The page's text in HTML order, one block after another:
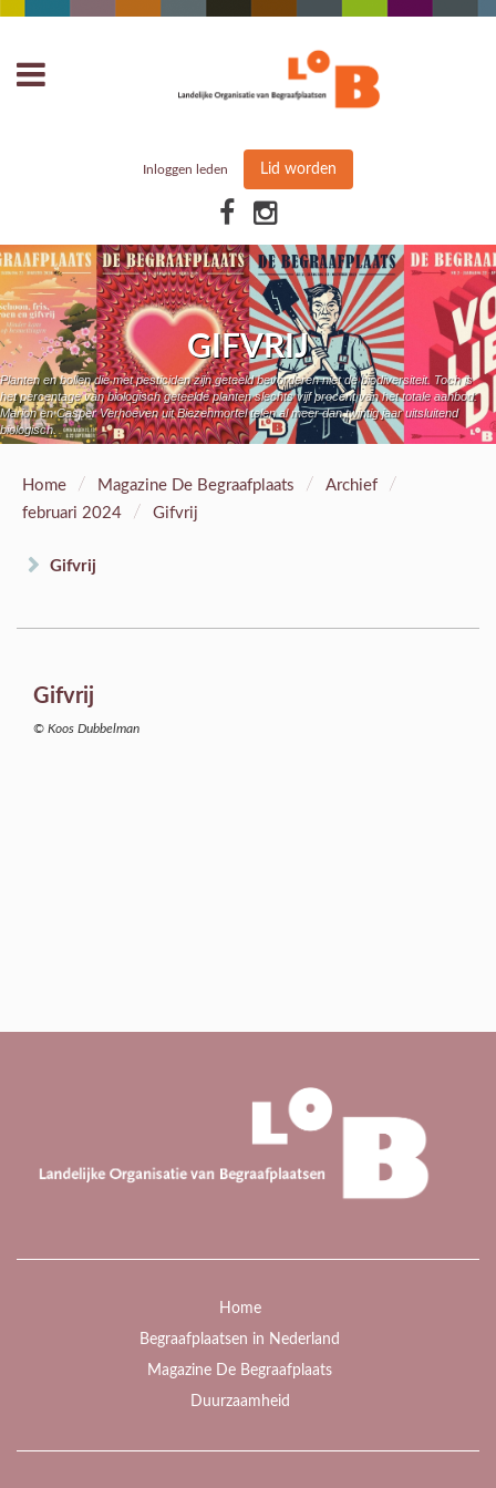
Inloggen leden Lid worden
GIFVRIJ
Planten en bollen die met pesticiden zijn geteeld bevorderen niet de biodiversiteit. Toch is
het percentage van biologisch geteelde planten slechts vijf procent van het totale aanbod.
Marion en Casper Verhoeven uit Biezenmortel telen al meer dan twintig jaar uitsluitend
biologisch.
Home / Magazine De Begraafplaats / Archief /
februari 2024 / Gifvrij
Gifvrij
Gifvrij
© Koos Dubbelman
Home
Begraafplaatsen in Nederland
Magazine De Begraafplaats
Duurzaamheid